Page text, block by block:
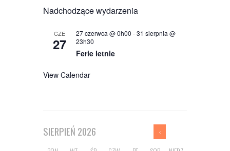
Nadchodzące wydarzenia
CZE
27
27 czerwca @ 0h00 -31 sierpnia @
23h30
Ferie letnie
View Calendar
SIERPIEŃ 2026